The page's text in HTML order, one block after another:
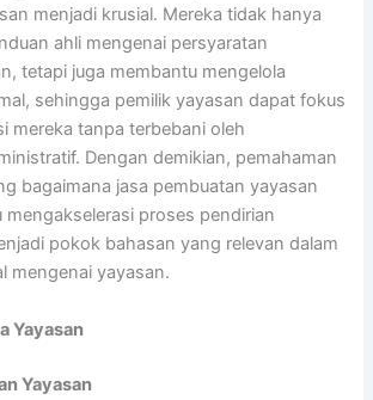
menjadi krusial. Mereka tidak hanya
ahli mengenai persyaratan
tetapi juga membantu mengelola
sehingga pemilik yayasan dapat fokus
mereka tanpa terbebani oleh
Dengan demikian, pemahaman
bagaimana jasa pembuatan yayasan
proses pendirian
pokok bahasan yang relevan dalam
mengenai yayasan.
Yayasan
Yayasan